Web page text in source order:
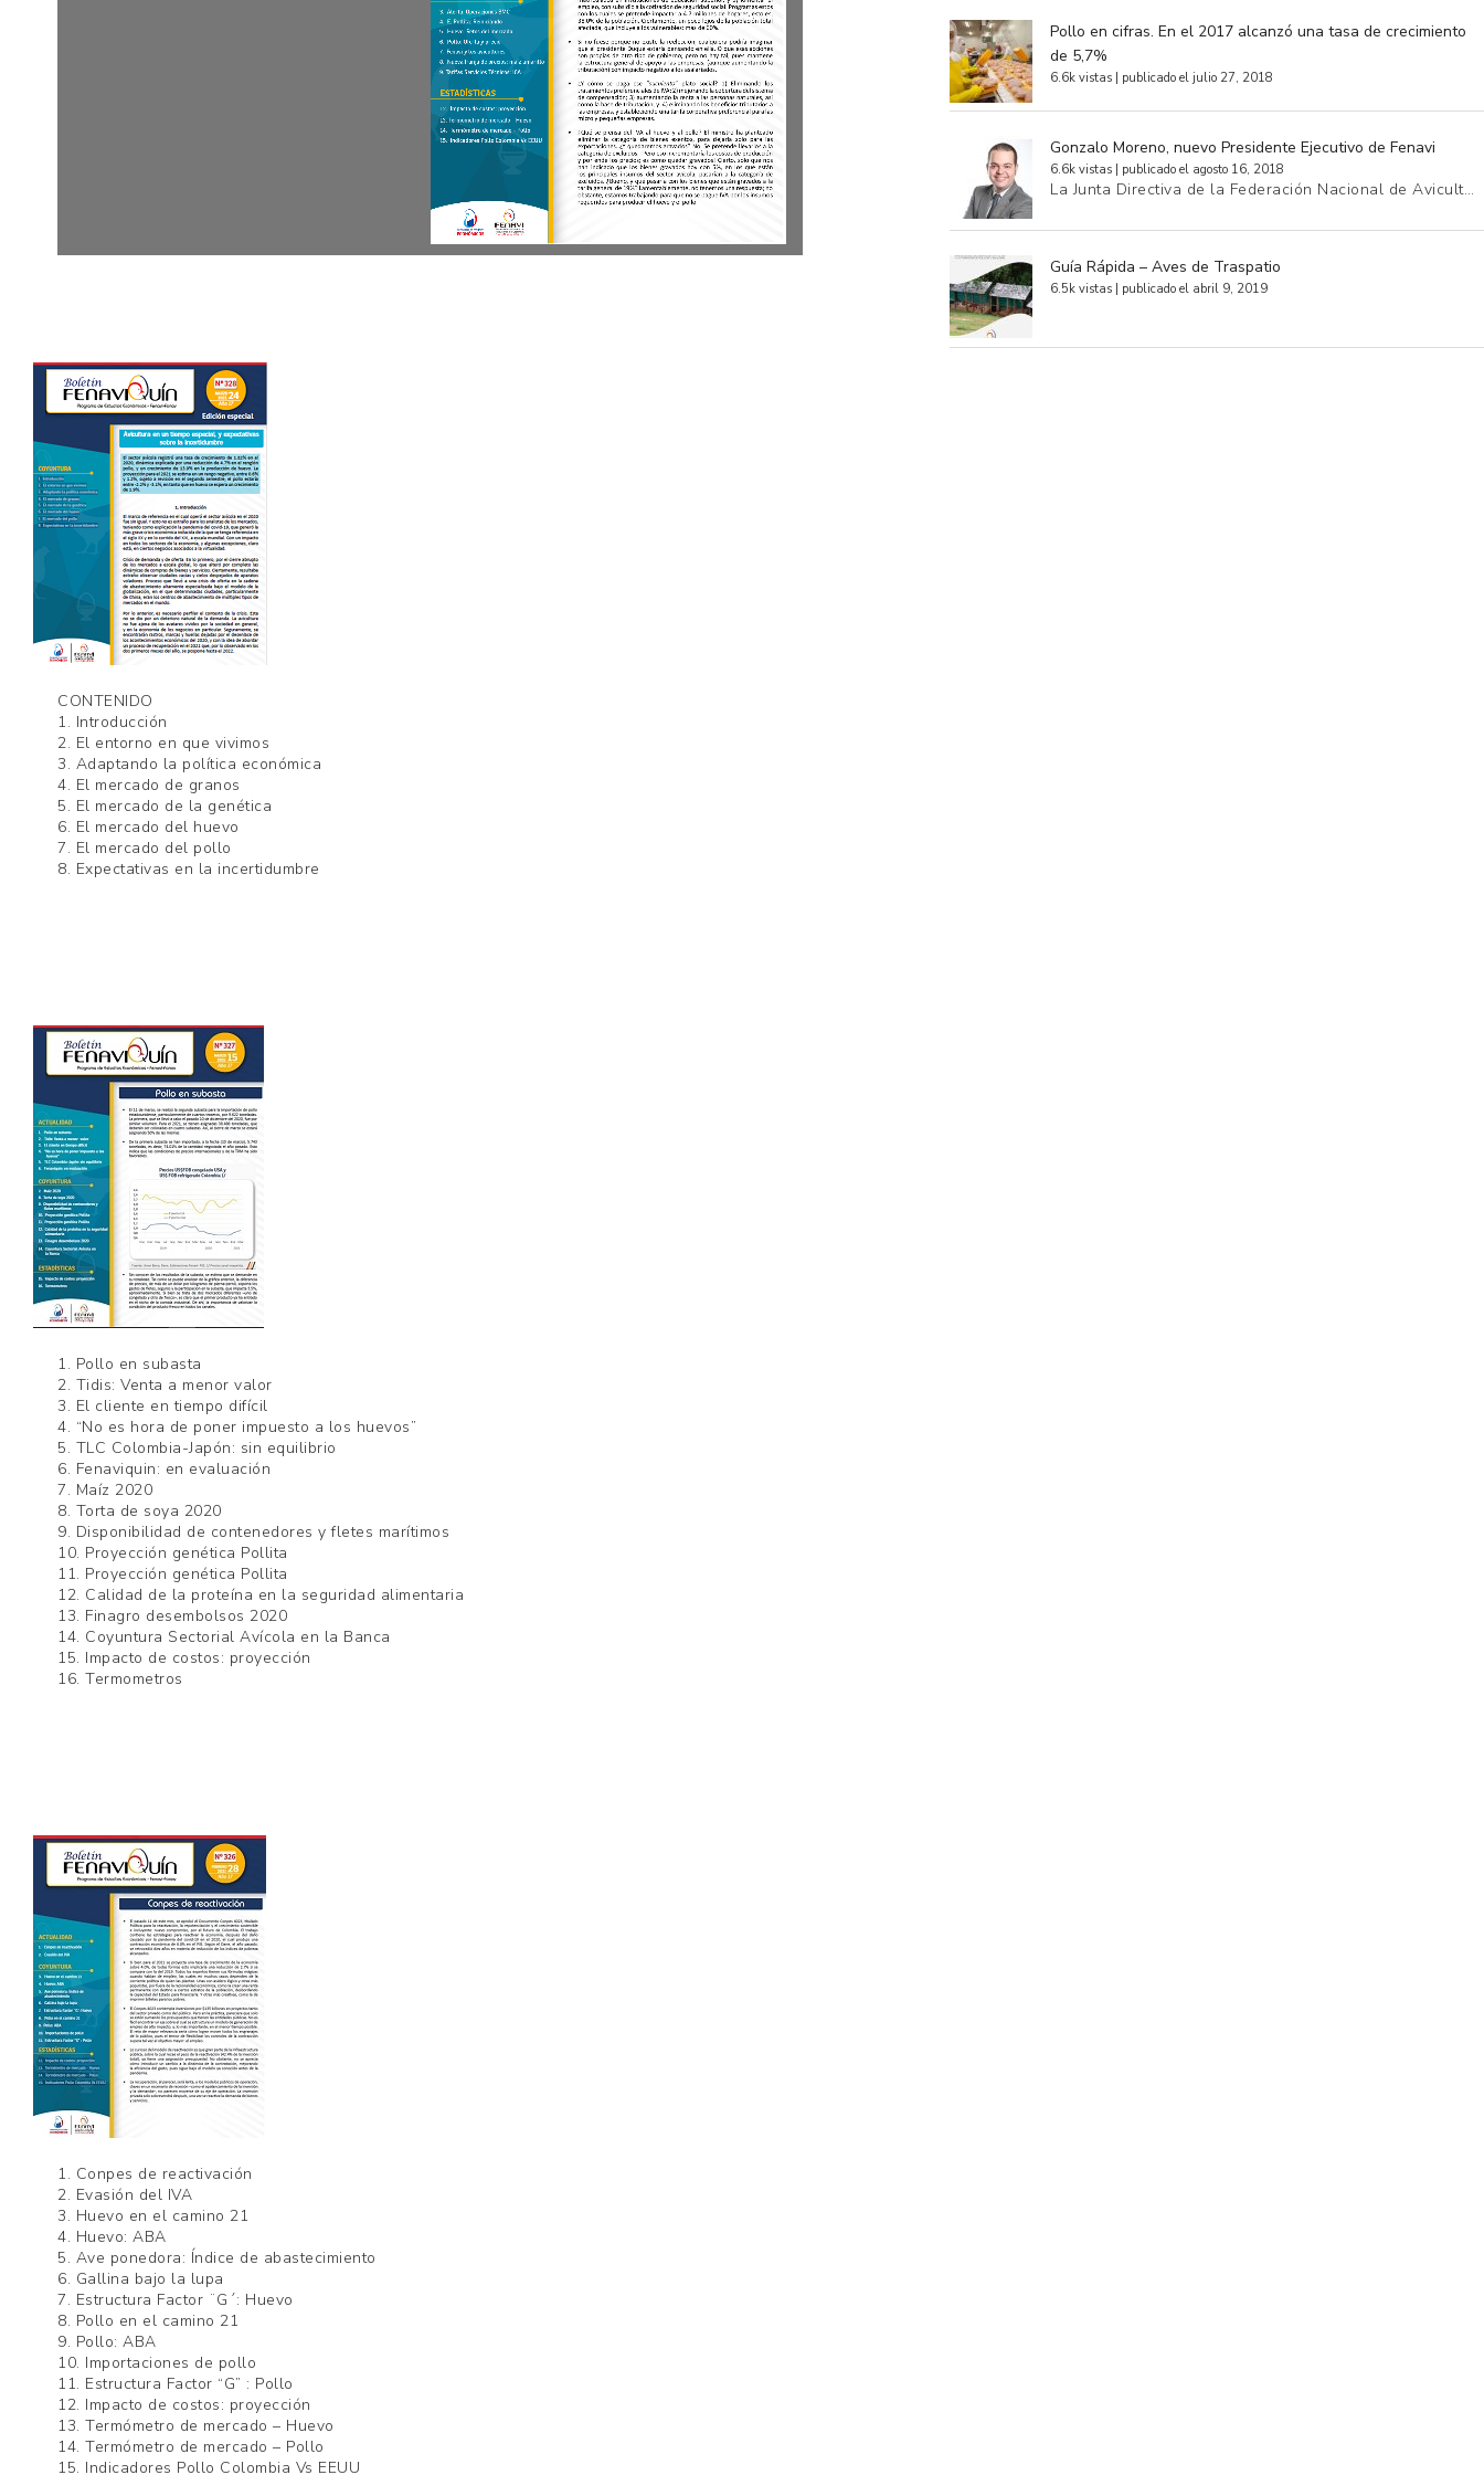
CONTENIDO
1. Introducción
2. El entorno en que vivimos
3. Adaptando la política económica
4. El mercado de granos
5. El mercado de la genética
6. El mercado del huevo
7. El mercado del pollo
8. Expectativas en la incertidumbre
1. Pollo en subasta
2. Tidis: Venta a menor valor
3. El cliente en tiempo difícil
4. “No es hora de poner impuesto a los huevos”
5. TLC Colombia-Japón: sin equilibrio
6. Fenaviquin: en evaluación
7. Maíz 2020
8. Torta de soya 2020
9. Disponibilidad de contenedores y fletes marítimos
10. Proyección genética Pollita
11. Proyección genética Pollita
12. Calidad de la proteína en la seguridad alimentaria
13. Finagro desembolsos 2020
14. Coyuntura Sectorial Avícola en la Banca
15. Impacto de costos: proyección
16. Termometros
1. Conpes de reactivación
2. Evasión del IVA
3. Huevo en el camino 21
4. Huevo: ABA
5. Ave ponedora: Índice de abastecimiento
6. Gallina bajo la lupa
7. Estructura Factor ¨G´: Huevo
8. Pollo en el camino 21
9. Pollo: ABA
10. Importaciones de pollo
11. Estructura Factor “G” : Pollo
12. Impacto de costos: proyección
13. Termómetro de mercado – Huevo
14. Termómetro de mercado – Pollo
15. Indicadores Pollo Colombia Vs EEUU
Pollo en cifras. En el 2017 alcanzó una tasa de crecimiento
de 5,7%
6.6k vistas | publicado el julio 27, 2018
Gonzalo Moreno, nuevo Presidente Ejecutivo de Fenavi
6.6k vistas | publicado el agosto 16, 2018
La Junta Directiva de la Federación Nacional de Avicult…
Guía Rápida – Aves de Traspatio
6.5k vistas | publicado el abril 9, 2019